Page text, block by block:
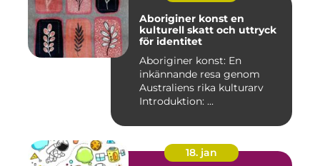
Aboriginer konst en
kulturell skatt och uttryck
för identitet
Aboriginer konst: En
inkännande resa genom
Australiens rika kulturarv
Introduktion: ...
18. jan